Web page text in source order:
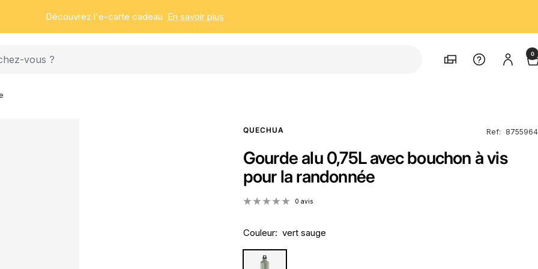
Découvrez l'e-carte cadeau En savoir plus
MagasinsSupport 0
QUECHUA
Gourde alu 0,75L avec bouchon à vis
pour la randonnée
0 avis
Ref: 8755964
Couleur: vert sauge